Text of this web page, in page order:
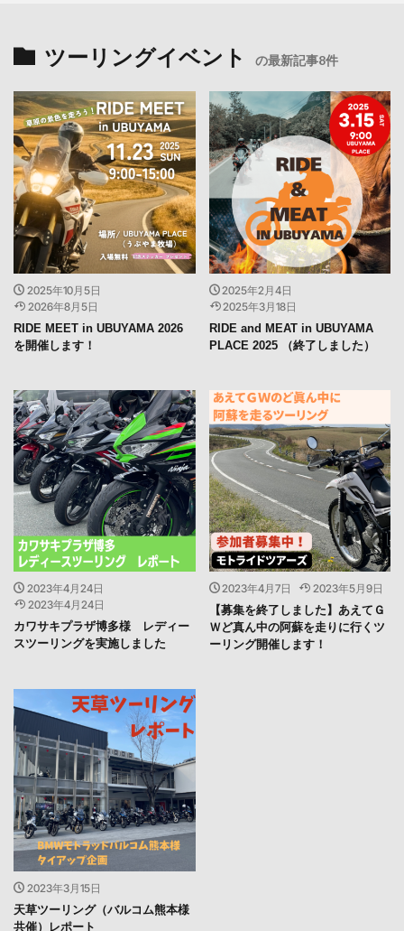
ツーリングイベント の最新記事8件
2025年10月5日
2026年8月5日
RIDE MEET in UBUYAMA 2026
を開催します！
2025年2月4日
2025年3月18日
RIDE and MEAT in UBUYAMA
PLACE 2025 （終了しました）
2023年4月24日
2023年4月24日
カワサキプラザ博多様 レディー
スツーリングを実施しました
2023年4月7日
2023年5月9日
【募集を終了しました】あえてＧ
Ｗど真ん中の阿蘇を走りに行くツ
ーリング開催します！
2023年3月15日
天草ツーリング（バルコム熊本様
共催）レポート